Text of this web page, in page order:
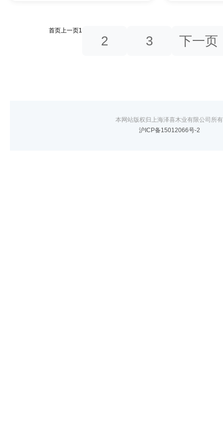
首页上一页1
2 3 下一页
本网站版权归上海泽喜木业有限公司所有
沪ICP备15012066号-2